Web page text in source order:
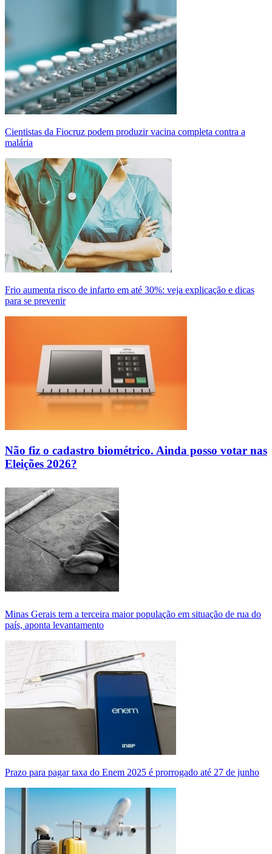
Cientistas da Fiocruz podem produzir vacina completa contra a
malária
Frio aumenta risco de infarto em até 30%: veja explicação e dicas
para se prevenir
Não fiz o cadastro biométrico. Ainda posso votar nas
Eleições 2026?
Minas Gerais tem a terceira maior população em situação de rua do
país, aponta levantamento
Prazo para pagar taxa do Enem 2025 é prorrogado até 27 de junho